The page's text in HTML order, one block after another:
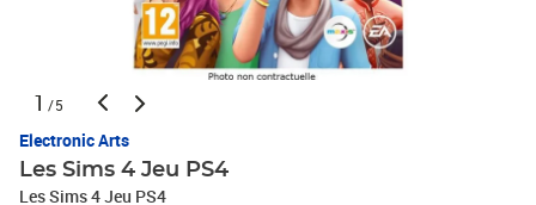
1 /5
Electronic Arts
Les Sims 4 Jeu PS4
Les Sims 4 Jeu PS4